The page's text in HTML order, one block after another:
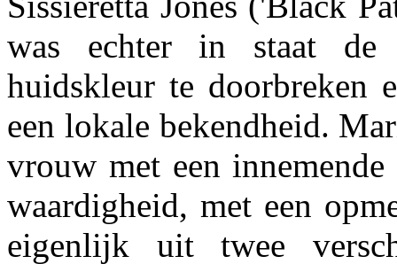
was echter in staat de
huidskleur te doorbreken
een lokale bekendheid.
vrouw met een
waardigheid, met een
eigenlijk uit twee